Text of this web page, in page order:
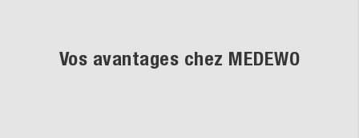
Vos avantages chez MEDEWO